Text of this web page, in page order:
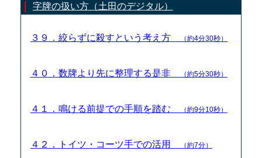
字牌の扱い方（土田のデジタル）
３９．絞らずに殺すという考え方 （約4分30秒）
４０．数牌より先に整理する是非 （約5分30秒）
４１．鳴ける前提での手順を踏む （約9分10秒）
４２．トイツ・コーツ手での活用 （約7分）